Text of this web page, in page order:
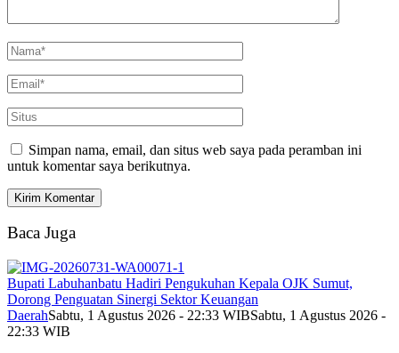
Simpan nama, email, dan situs web saya pada peramban ini
untuk komentar saya berikutnya.
Baca Juga
Bupati Labuhanbatu Hadiri Pengukuhan Kepala OJK Sumut,
Dorong Penguatan Sinergi Sektor Keuangan
DaerahSabtu, 1 Agustus 2026 - 22:33 WIBSabtu, 1 Agustus 2026 -
22:33 WIB